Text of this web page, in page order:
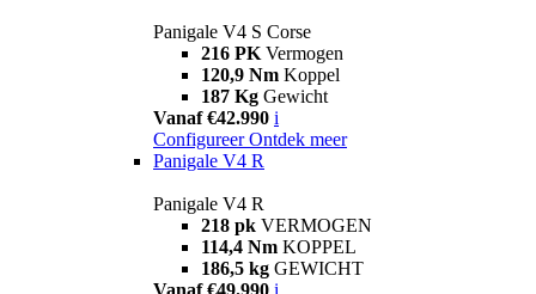
Panigale V4 S Corse
216 PK Vermogen
120,9 Nm Koppel
187 Kg Gewicht
Vanaf €42.990 i
Configureer Ontdek meer
Panigale V4 R
Panigale V4 R
218 pk VERMOGEN
114,4 Nm KOPPEL
186,5 kg GEWICHT
Vanaf €49.990 i